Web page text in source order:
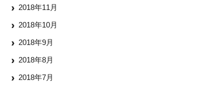
2018年11月
2018年10月
2018年9月
2018年8月
2018年7月